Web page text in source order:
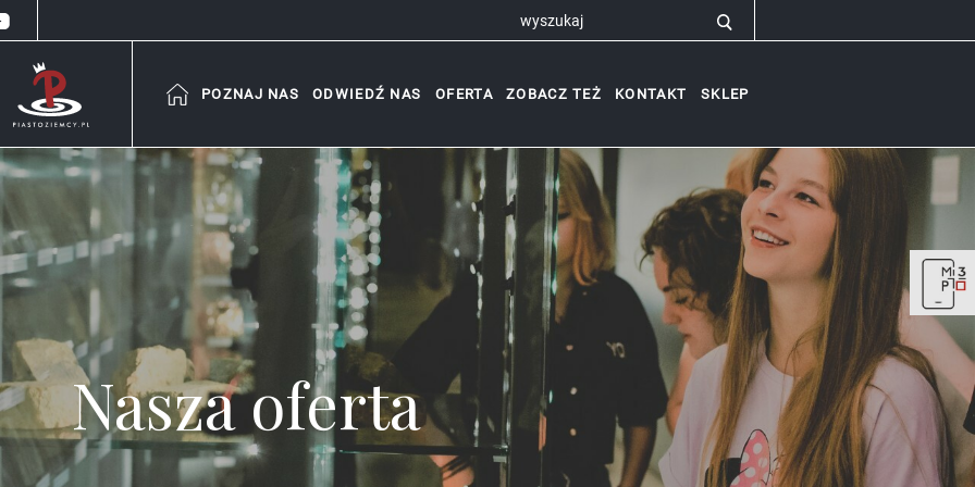
POZNAJ NAS ODWIEDŹ NAS OFERTA ZOBACZ TEŻ KONTAKT SKLEP
Nasza oferta